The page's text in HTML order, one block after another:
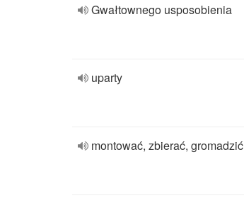
Gwałtownego usposobienia
uparty
montować, zbierać, gromadzić